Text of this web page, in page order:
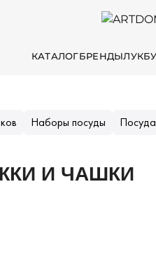
КАТАЛОГБРЕНДЫ
Наборы посуды
И ЧАШКИ